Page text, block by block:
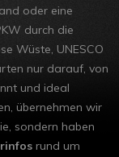
oder eine
durch die
Wüste, UNESCO
nur darauf, von
und ideal
übernehmen wir
sondern haben
rund um